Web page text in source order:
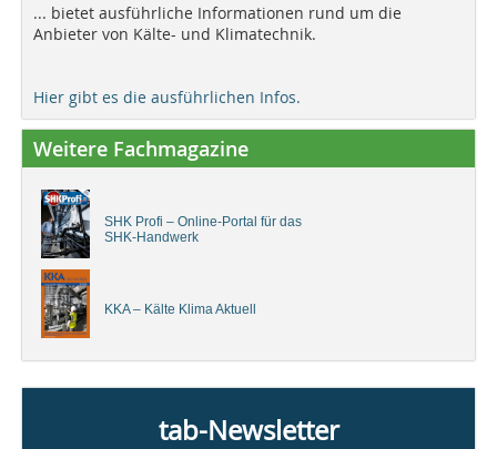
... bietet ausführliche Informationen rund um die
Anbieter von Kälte- und Klimatechnik.
Hier gibt es die ausführlichen Infos.
Weitere Fachmagazine
SHK Profi – Online-Portal für das
SHK-Handwerk
KKA – Kälte Klima Aktuell
tab-Newsletter